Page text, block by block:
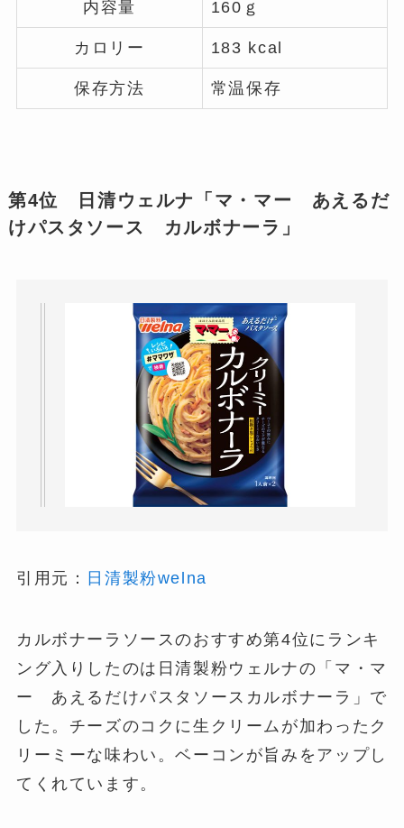
内容量 160ｇ
カロリー 183 kcal
保存方法 常温保存
第4位 日清ウェルナ「マ・マー あえるだ
けパスタソース カルボナーラ」
引用元： 日清製粉welna
カルボナーラソースのおすすめ第4位にランキ
ング入りしたのは日清製粉ウェルナの「マ・マ
ー あえるだけパスタソースカルボナーラ」で
した。チーズのコクに生クリームが加わったク
リーミーな味わい。ベーコンが旨みをアップし
てくれています。